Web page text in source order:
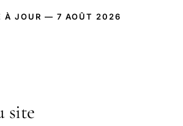
À JOUR — 7 AOÛT 2026
site